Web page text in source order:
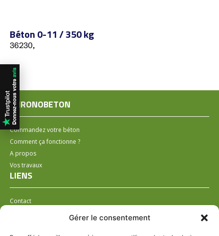
Gérer le consentement
Béton 0-11 / 350 kg
36230,
CHRONOBETON
Commandez votre béton
Comment ça fonctionne ?
A propos
Vos travaux
LIENS
Contact